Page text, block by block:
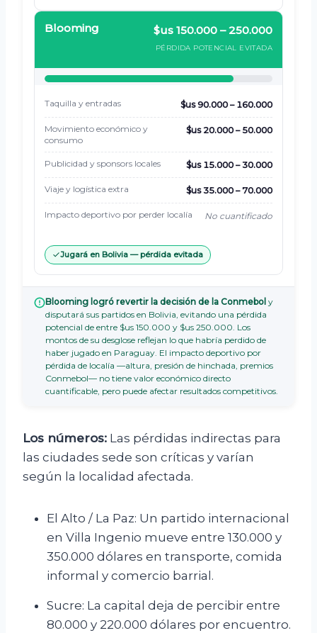
Blooming $us 150.000 – 250.000
PÉRDIDA POTENCIAL EVITADA
Taquilla y entradas $us 90.000 – 160.000
Movimiento económico y
consumo
$us 20.000 – 50.000
Publicidad y sponsors locales $us 15.000 – 30.000
Viaje y logística extra $us 35.000 – 70.000
Impacto deportivo por perder localía No cuantificado
Jugará en Bolivia — pérdida evitada
Blooming logró revertir la decisión de la Conmebol y
disputará sus partidos en Bolivia, evitando una pérdida
potencial de entre $us 150.000 y $us 250.000. Los
montos de su desglose reflejan lo que habría perdido de
haber jugado en Paraguay. El impacto deportivo por
pérdida de localía —altura, presión de hinchada, premios
Conmebol— no tiene valor económico directo
cuantificable, pero puede afectar resultados competitivos.
Los números: Las pérdidas indirectas para
las ciudades sede son críticas y varían
según la localidad afectada.
El Alto / La Paz: Un partido internacional
en Villa Ingenio mueve entre 130.000 y
350.000 dólares en transporte, comida
informal y comercio barrial.
Sucre: La capital deja de percibir entre
80.000 y 220.000 dólares por encuentro.